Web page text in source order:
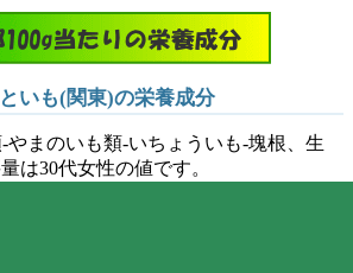
いも(関東)の栄養成分
やまのいも類-いちょういも-塊根、生
は30代女性の値です。